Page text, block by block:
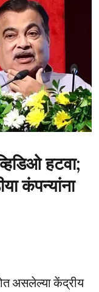
हटवा;
कंपन्यांना
असलेल्या केंद्रीय